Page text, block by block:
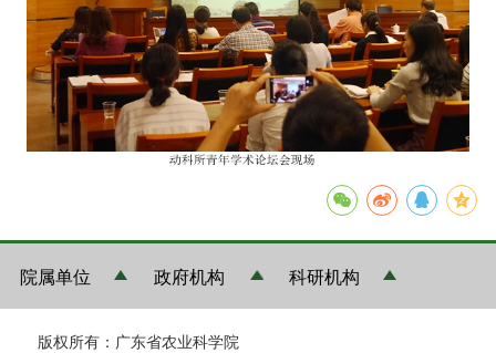
院属单位 政府机构 科研机构
版权所有：广东省农业科学院